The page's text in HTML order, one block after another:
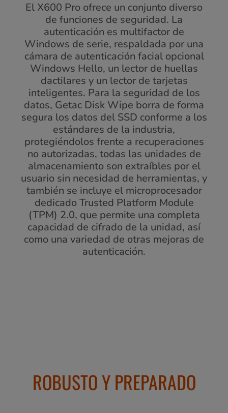
El X600 Pro ofrece un conjunto diverso
de funciones de seguridad. La
autenticación es multifactor de
Windows de serie, respaldada por una
cámara de autenticación facial opcional
Windows Hello, un lector de huellas
dactilares y un lector de tarjetas
inteligentes. Para la seguridad de los
datos, Getac Disk Wipe borra de forma
segura los datos del SSD conforme a los
estándares de la industria,
protegiéndolos frente a recuperaciones
no autorizadas, todas las unidades de
almacenamiento son extraíbles por el
usuario sin necesidad de herramientas, y
también se incluye el microprocesador
dedicado Trusted Platform Module
(TPM) 2.0, que permite una completa
capacidad de cifrado de la unidad, así
como una variedad de otras mejoras de
autenticación.
ROBUSTO Y PREPARADO